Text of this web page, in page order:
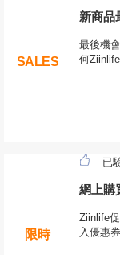
SALES
新商品
最後機
何
限時
已
網上購
Ziinlife
入優惠券